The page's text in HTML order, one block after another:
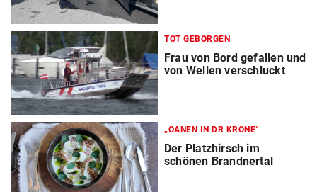
TOT GEBORGEN
Frau von Bord gefallen und
von Wellen verschluckt
„OANEN IN DR KRONE“
Der Platzhirsch im
schönen Brandnertal